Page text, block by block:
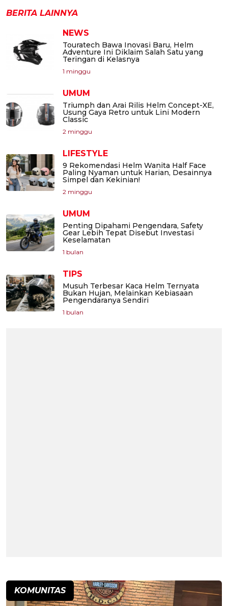
BERITA LAINNYA
NEWS
Touratech Bawa Inovasi Baru, Helm
Adventure Ini Diklaim Salah Satu yang
Teringan di Kelasnya
1 minggu
UMUM
Triumph dan Arai Rilis Helm Concept-XE,
Usung Gaya Retro untuk Lini Modern
Classic
2 minggu
LIFESTYLE
9 Rekomendasi Helm Wanita Half Face
Paling Nyaman untuk Harian, Desainnya
Simpel dan Kekinian!
2 minggu
UMUM
Penting Dipahami Pengendara, Safety
Gear Lebih Tepat Disebut Investasi
Keselamatan
1 bulan
TIPS
Musuh Terbesar Kaca Helm Ternyata
Bukan Hujan, Melainkan Kebiasaan
Pengendaranya Sendiri
1 bulan
KOMUNITAS